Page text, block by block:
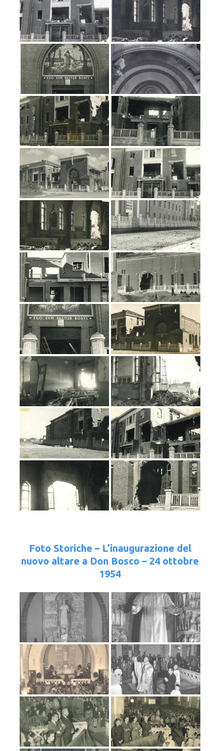
Foto Storiche – L’inaugurazione del
nuovo altare a Don Bosco – 24 ottobre
1954